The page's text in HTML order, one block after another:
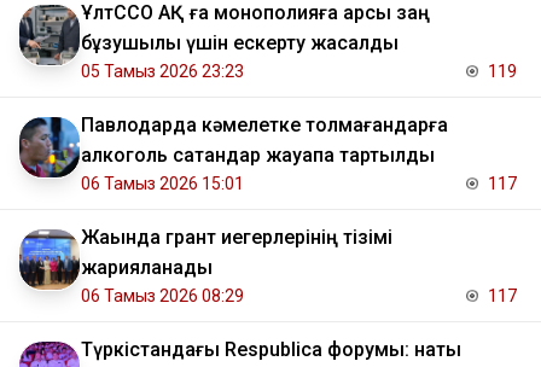
ҰлтССО АҚ ға монополияға қарсы заң
бұзушылық үшін ескерту жасалды
05 Тамыз 2026 23:23 119
Павлодарда кәмелетке толмағандарға
алкоголь сатқандар жауапқа тартылды
06 Тамыз 2026 15:01 117
Жақында грант иегерлерінің тізімі
жарияланады
06 Тамыз 2026 08:29 117
Түркістандағы Respublica форумы: нақты